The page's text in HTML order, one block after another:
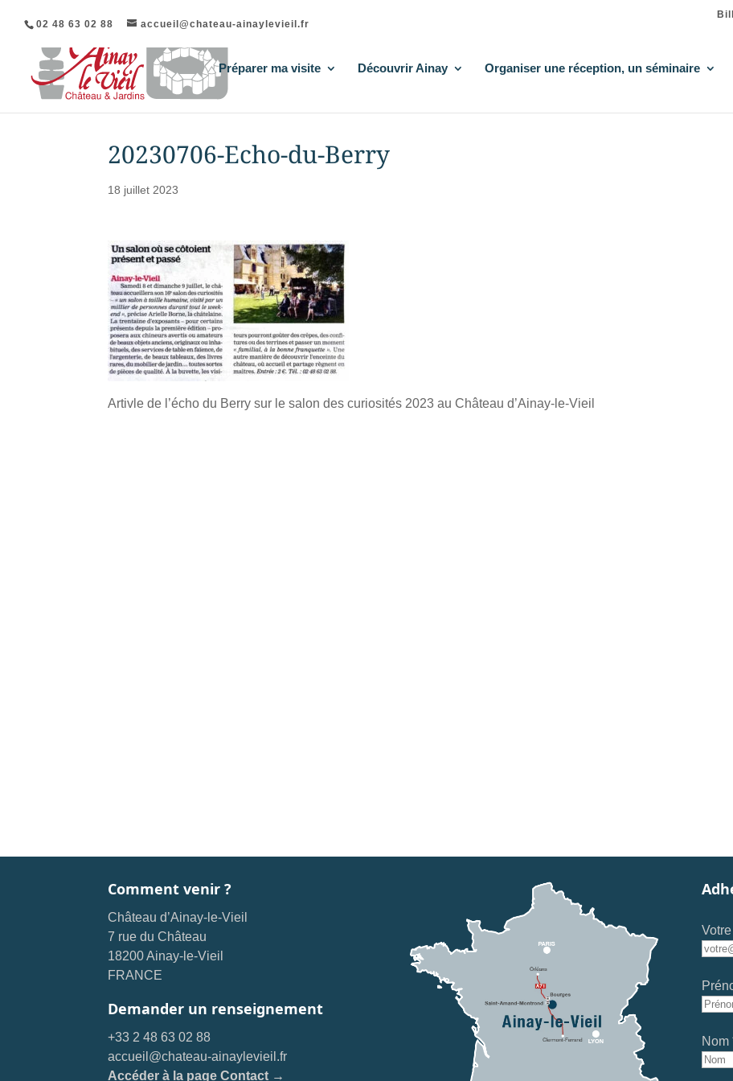
02 48 63 02 88 accueil@chateau-ainaylevieil.fr
Préparer ma visite Découvrir Ainay Organiser une réception, un séminaire
20230706-Echo-du-Berry
18 juillet 2023
Artivle de l’écho du Berry sur le salon des curiosités 2023 au Château d’Ainay-le-Vieil
Comment venir ?
Château d’Ainay-le-Vieil
7 rue du Château
18200 Ainay-le-Vieil
FRANCE
Demander un renseignement
+33 2 48 63 02 88
accueil@chateau-ainaylevieil.fr
Accéder à la page Contact →
Nom